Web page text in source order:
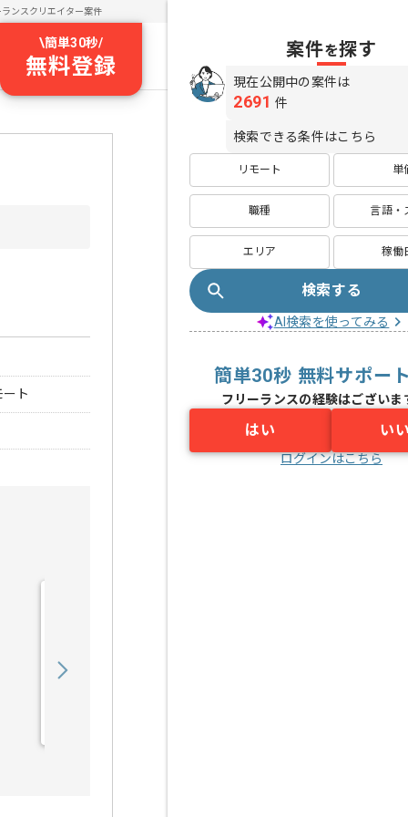
ランスクリエイター案件
\簡単30秒/
無料登録
ト
案件を探す
現在公開中の案件は
2691 件
検索できる条件はこちら
リモート 単
職種 言語・
エリア 稼働
検索する
AI検索を使ってみる
簡単30秒 無料サポー
フリーランスの経験はございま
はい い
ログインはこちら